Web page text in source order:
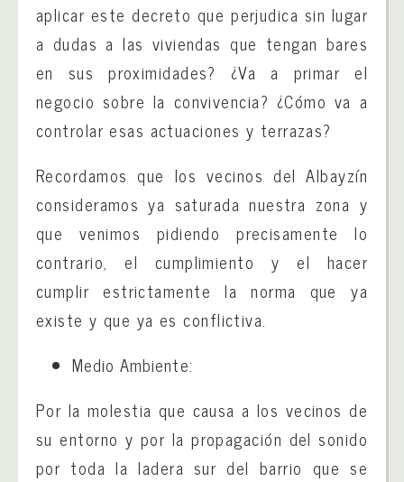
aplicar este decreto que perjudica sin lugar
a dudas a las viviendas que tengan bares
en sus proximidades? ¿Va a primar el
negocio sobre la convivencia? ¿Cómo va a
controlar esas actuaciones y terrazas?
Recordamos que los vecinos del Albayzín
consideramos ya saturada nuestra zona y
que venimos pidiendo precisamente lo
contrario, el cumplimiento y el hacer
cumplir estrictamente la norma que ya
existe y que ya es conflictiva.
Medio Ambiente:
Por la molestia que causa a los vecinos de
su entorno y por la propagación del sonido
por toda la ladera sur del barrio que se